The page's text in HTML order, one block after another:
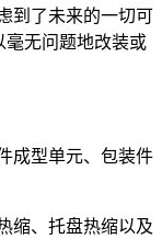
到了未来的一切可
毫无问题地改装或
成型单元、包装件
缩、托盘热缩以及